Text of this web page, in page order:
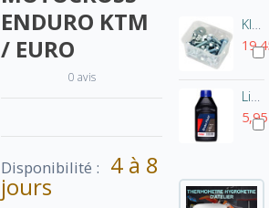
ENDURO KTM
/ EURO
0 avis
Disponibilité : 4 à 8
jours
KIT VISSERIE POUR MOTOCROSS - ENDURO JAPONAISES
Liquide de freins DOT4 - 250ml